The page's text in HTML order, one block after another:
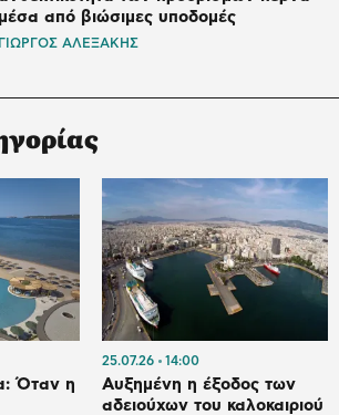
μέσα από βιώσιμες υποδομές
ΓΙΩΡΓΟΣ ΑΛΕΞΑΚΗΣ
Όταν η
25.07.26 14:00
Αυξημένη η έξοδος των
αδειούχων του καλοκαιριού